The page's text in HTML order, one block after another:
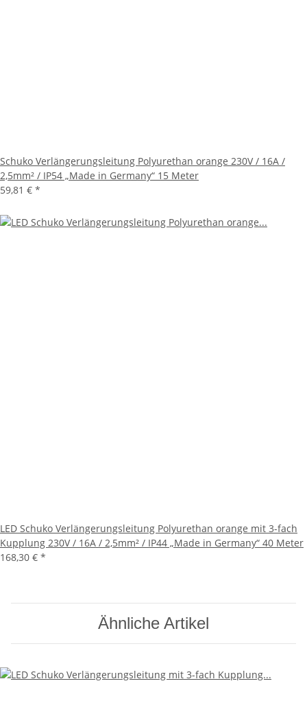
Schuko Verlängerungsleitung Polyurethan orange 230V / 16A /
2,5mm² / IP54 „Made in Germany“ 15 Meter
59,81 € *
LED Schuko Verlängerungsleitung Polyurethan orange mit 3-fach
Kupplung 230V / 16A / 2,5mm² / IP44 „Made in Germany“ 40 Meter
168,30 € *
Ähnliche Artikel